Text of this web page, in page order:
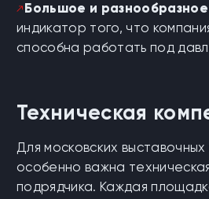
Большое и
индикатор того, что
способна работать под
Техническая
Для московских
особенно важна
подрядчика. Каждая